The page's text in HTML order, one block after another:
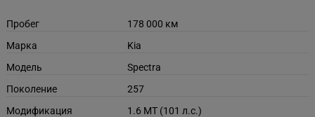
Пробег
178 000 км
Марка
Kia
Модель
Spectra
Поколение
257
Модификация
1.6 MT (101 л.с.)